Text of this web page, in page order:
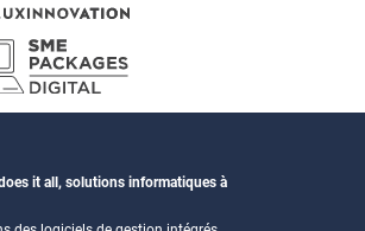
it all, solutions informatiques à